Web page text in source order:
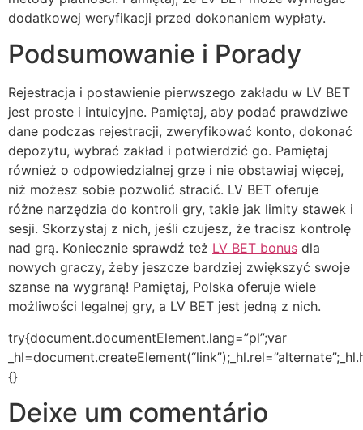
dodatkowej weryfikacji przed dokonaniem wypłaty.
Podsumowanie i Porady
Rejestracja i postawienie pierwszego zakładu w LV BET
jest proste i intuicyjne. Pamiętaj, aby podać prawdziwe
dane podczas rejestracji, zweryfikować konto, dokonać
depozytu, wybrać zakład i potwierdzić go. Pamiętaj
również o odpowiedzialnej grze i nie obstawiaj więcej,
niż możesz sobie pozwolić stracić. LV BET oferuje
różne narzędzia do kontroli gry, takie jak limity stawek i
sesji. Skorzystaj z nich, jeśli czujesz, że tracisz kontrolę
nad grą. Koniecznie sprawdź też LV BET bonus dla
nowych graczy, żeby jeszcze bardziej zwiększyć swoje
szanse na wygraną! Pamiętaj, Polska oferuje wiele
możliwości legalnej gry, a LV BET jest jedną z nich.
try{document.documentElement.lang=”pl”;var
{}
Deixe um comentário